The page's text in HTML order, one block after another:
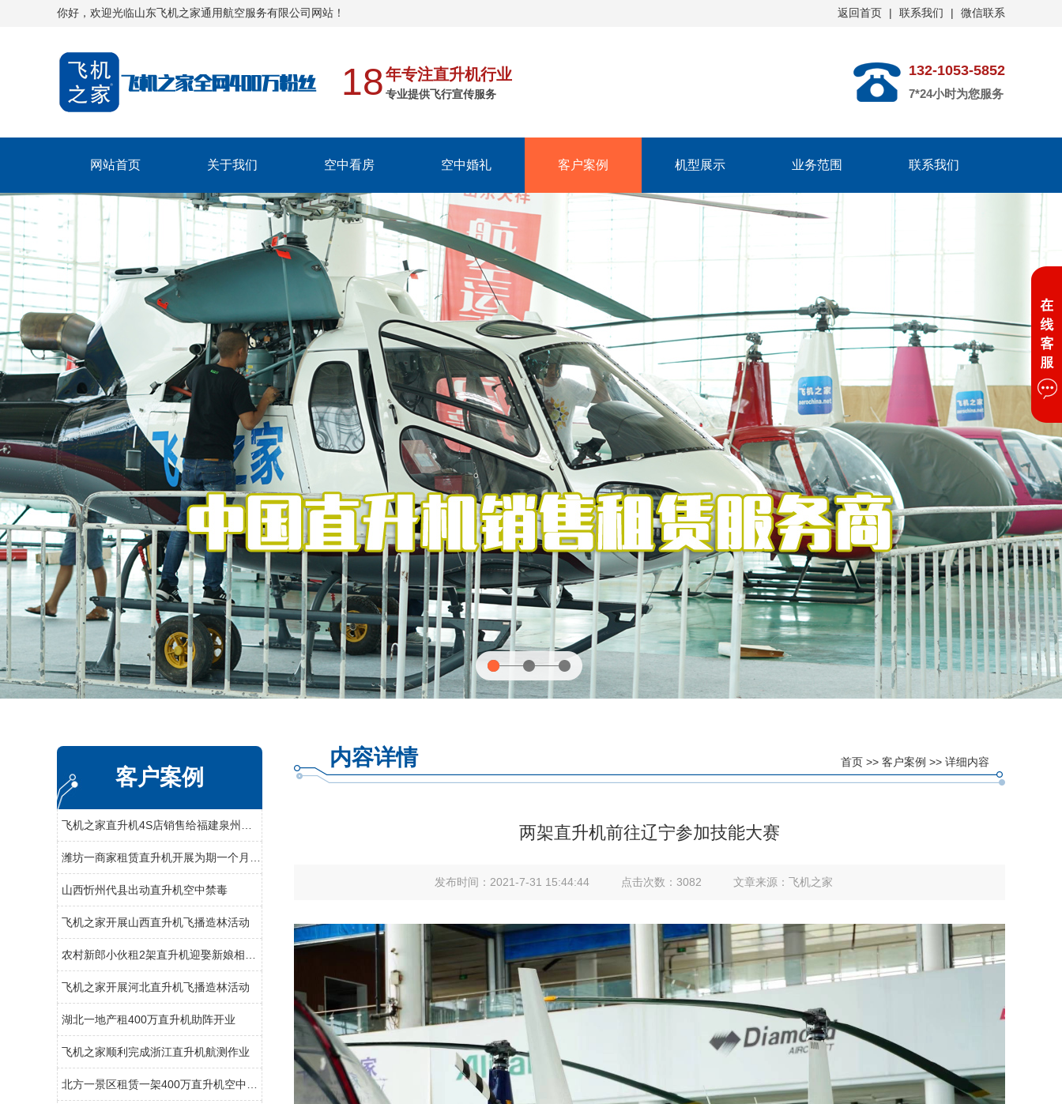
你好，欢迎光临山东飞机之家通用航空服务有限公司网站！ 返回首页 | 联系我们 | 微信联系
18年专注直升机行业
专业提供飞行宣传服务
132-1053-5852
7*24小时为您服务
网站首页 关于我们 空中看房 空中婚礼 客户案例 机型展示 业务范围 联系我们
客户案例
山西忻州代县出动直升机空中禁毒
飞机之家开展山西直升机飞播造林活动
飞机之家开展河北直升机飞播造林活动
湖北一地产租400万直升机助阵开业
飞机之家顺利完成浙江直升机航测作业
内容详情 首页 >> 客户案例 >> 详细内容
两架直升机前往辽宁参加技能大赛
发布时间： 2021-7-31 15:44:44 点击次数： 3082 文章来源： 飞机之家